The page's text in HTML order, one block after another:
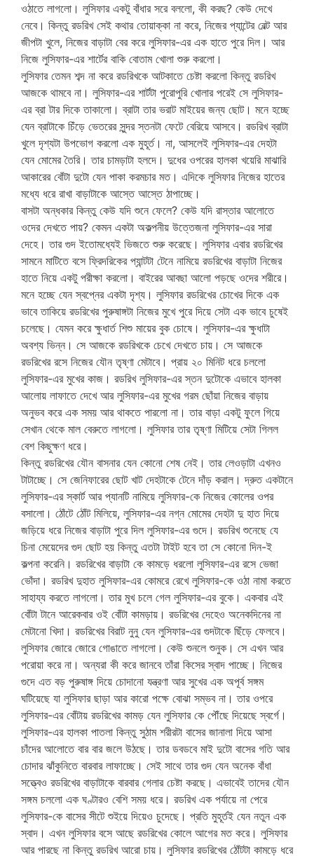
ওঠাতে লাগলো। লুসিফার একটু বাঁধার সরে বললো, কী করছ? কেউ দেখে
নেবে। কিন্তু রডরিখ সেই কথার তোয়াক্কা না করে, নিজের প্যান্টের বেল্ট আর
জীপটা খুলে, নিজের বাড়াটা বের করে লুসিফার-এর এক হাতে পুরে দিল। আর
নিজে লুসিফার-এর শার্টের বাকি বোতাম খোলা শুরু করলো।
লুসিফার তেমন শব্দ না করে রডরিখকে আটকাতে চেষ্টা করলো কিন্তু রডরিখ
আজকে থামবে না। লুসিফার-এর শার্টটা পুরোপুরি খোলার পরেই সে লুসিফার-
এর ব্রা টার দিকে তাকালো। ব্রাটা তার ভরাট মাইয়ের জন্য ছোট। মনে হচ্ছে
যেন ব্রাটাকে চিঁড়ে ভেতরের সুন্দর স্তনটা ফেটে বেরিয়ে আসবে। রডরিখ ব্রাটা
খুলে দৃশ্যটা উপভোগ করলো এক মুহূর্ত। না, আসলেই লুসিফার-এর দেহটা
যেন মোমের তৈরি। তার চামড়াটা হলদে। দুধের ওপরের হালকা খয়েরি মাঝারি
আকারের বোঁটা দুটো যেন পাকা করমচার মত। এদিকে লুসিফার নিজের হাতের
মধ্যে ধরে রাখা বাড়াটাকে আস্তে আস্তে ঠাপাচ্ছে।
বাসটা অন্ধকার কিন্তু কেউ যদি শুনে ফেলে? কেউ যদি রাস্তার আলোতে
ওদের দেখতে পায়? কেমন একটা অকল্পনীয় উত্তেজনা লুসিফার-এর সারা
দেহে। তার গুদ ইতোমধ্যেই ভিজতে শুরু করেছে। লুসিফার এবার রডরিখের
সামনে মাটিতে বসে ফ্রিদরিকের প্যান্টটা টেনে নামিয়ে রডরিখের বাড়াটা নিজের
হাতে নিয়ে একটু পরীক্ষা করলো। বাইরের আবছা আলো পড়ছে ওদের শরীরে।
মনে হচ্ছে যেন স্বপ্নের একটা দৃশ্য। লুসিফার রডরিখের চোখের দিকে এক
ভাবে তাকিয়ে রডরিখের পুরুষাঙ্গটা নিজের মুখে পুরে দিয়ে সেটা এক ভাবে চুষেই
চলেছে। যেমন করে ক্ষুধার্ত শিশু মায়ের বুক চোষে। লুসিফার-এর ক্ষুধাটা
অবশ্য ভিন্ন। সে আজকে রডরিখকে চেখে দেখতে চায়। সে আজকে
রডরিখের রসে নিজের যৌন তৃষ্ণা মেটাবে। প্রায় ২০ মিনিট ধরে চললো
লুসিফার-এর মুখের কাজ। রডরিখ লুসিফার-এর স্তন দুটোকে এভাবে হালকা
আলোয় লাফাতে দেখে আর লুসিফার-এর মুখের গরম ছোঁয়া নিজের বাড়ায়
অনুভব করে এক সময় আর থাকতে পারলো না। তার বাড়া একটু ফুলে গিয়ে
সেখান থেকে মাল বেরুতে লাগলো। লুসিফার তার তৃষ্ণা মিটিয়ে সেটা গিলল
বেশ কিছুক্ষণ ধরে।
কিন্তু রডরিখের যৌন বাসনার যেন কোনো শেষ নেই। তার লেওড়াটা এখনও
টাটাচ্ছে। সে জেনিফারের ছোট খাট দেহটাকে টেনে দাঁড় করাল। দ্রুত একটানে
লুসিফার-এর স্কার্ট আর প্যানটি নামিয়ে লুসিফার-কে নিজের কোলের ওপর
বসালো। ঠোঁটে ঠোঁট মিলিয়ে, লুসিফার-এর নগ্ন মোমের দেহটা দু হাত দিয়ে
জড়িয়ে ধরে নিজের বাড়াটা পুরে দিল লুসিফার-এর গুদে। রডরিখ শুনেছে যে
চিনা মেয়েদের গুদ ছোট হয় কিন্তু এতটা টাইট হবে তা সে কোনো দিন-ই
কল্পনা করেনি। রডরিখের বাড়াটা কে কামড়ে ধরলো লুসিফার-এর রসে ভেজা
ভোঁদা। রডরিখ দুহাত লুসিফার-এর কোমরে রেখে লুসিফার-কে ওঠা নামা করতে
সাহায্য করতে লাগলো। তার মুখ চলে গেল লুসিফার-এর বুকে। একবার এই
বোঁটা টানে আরেকবার ওই বোঁটা কামড়ায়। রডরিখের দেহেও অনেকদিনের না
মেটানো খিদা। রডরিখের বিরাট নুনু যেন লুসিফার-এর গুদটাকে ছিঁড়ে ফেলবে।
লুসিফার জোরে জোরে গোঙাতে লাগলো। কেউ শুনলে শুনুক। সে এখন আর
পরোয়া করে না। অন্যরা কী করে জানবে তাঁরা কিসের স্বাদ পাচ্ছে। নিজের
গুদে এত বড় পুরুষাঙ্গ দিয়ে চোদানো যন্ত্রণা আর সুখের এক অপূর্ব সঙ্গম
ঘটিয়েছে যা লুসিফার ছাড়া আর কারো পক্ষে বোঝা সম্ভব না। তার ওপরে
লুসিফার-এর বোঁটায় রডরিখের কামড় যেন লুসিফার কে পৌঁছে দিয়েছে স্বর্গে।
লুসিফার-এর হালকা পাতলা কিন্তু সুঠাম শরীরটা বাসের জানালা দিয়ে আসা
চাঁদের আলোতে বার বার জলে উঠছে। তার ডবডবে মাই দুটো বাসের গতি আর
চোদার ঝাঁকুনিতে বারবার লাফাচ্ছে। সেই সাথে তার গুদ যেন অনেক বাঁধা
সত্ত্বেও রডরিখের বাড়াটাকে বারবার গেলার চেষ্টা করছে। এভাবেই তাদের যৌন
সঙ্গম চললো এক ঘণ্টারও বেশি সময় ধরে। রডরিখ এক পর্যায়ে না পেরে
লুসিফার-কে বাসের সীটে শুইয়ে দিয়েও চুদেছে। প্রতি মুহূর্তই যেন নতুন এক
স্বাদ। এখন লুসিফার বসে আছে রডরিখের কোলে আগের মত করে। লুসিফার
আর পারছে না কিন্তু রডরিখ আরো চায়। লুসিফার রডরিখের ঠোঁটটা কামড়ে ধরে